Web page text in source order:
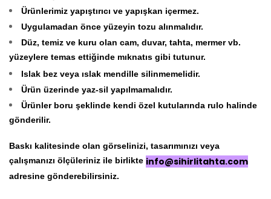
Ürünlerimiz yapıştırıcı ve yapışkan içermez.
Uygulamadan önce yüzeyin tozu alınmalıdır.
Düz, temiz ve kuru olan cam, duvar, tahta, mermer vb.
yüzeylere temas ettiğinde mıknatıs gibi tutunur.
Islak bez veya ıslak mendille silinmemelidir.
Ürün üzerinde yaz-sil yapılmamalıdır.
Ürünler boru şeklinde kendi özel kutularında rulo halinde
gönderilir.
Baskı kalitesinde olan görselinizi, tasarımınızı veya
çalışmanızı ölçüleriniz ile birlikte info@sihirlitahta.com
adresine gönderebilirsiniz.